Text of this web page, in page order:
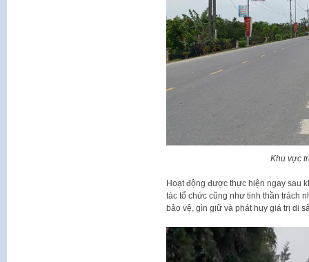
Khu vực
Hoạt động được thực hiện ngay sau
tác tổ chức cũng như tinh thần trách
bảo vệ, gìn giữ và phát huy giá trị di